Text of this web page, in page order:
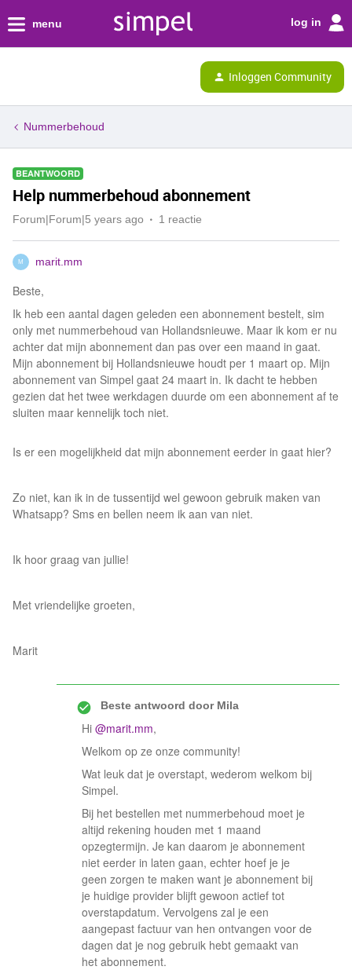
menu log in
Inloggen Community
Nummerbehoud
BEANTWOORD
Help nummerbehoud abonnement
Forum|Forum|5 years ago 1 reactie
M marit.mm
Beste,
Ik heb een aantal dagen geleden een abonnement bestelt, sim
only met nummerbehoud van Hollandsnieuwe. Maar ik kom er nu
achter dat mijn abonnement dan pas over een maand in gaat.
Mijn abonnement bij Hollandsnieuwe houdt per 1 maart op. Mijn
abonnement van Simpel gaat 24 maart in. Ik dacht te hebben
gezien dat het twee werkdagen duurde om een abonnement af te
sluiten maar kennelijk toch niet.
Is er een mogelijkheid dat mijn abonnement eerder in gaat hier?
Zo niet, kan ik in de tussentijd wel gewoon gebruik maken van
Whatsapp? Sms en bellen neem ik aan van niet.
Ik hoor graag van jullie!
Met vriendelijke groeten,
Marit
Beste antwoord doorMila
Hi @marit.mm,
Welkom op ze onze community!
Wat leuk dat je overstapt, wederom welkom bij
Simpel.
Bij het bestellen met nummerbehoud moet je
altijd rekening houden met 1 maand
opzegtermijn. Je kan daarom je abonnement
niet eerder in laten gaan, echter hoef je je
geen zorgen te maken want je abonnement bij
je huidige provider blijft gewoon actief tot
overstapdatum. Vervolgens zal je een
aangepast factuur van hen ontvangen voor de
dagen dat je nog gebruik hebt gemaakt van
het abonnement.